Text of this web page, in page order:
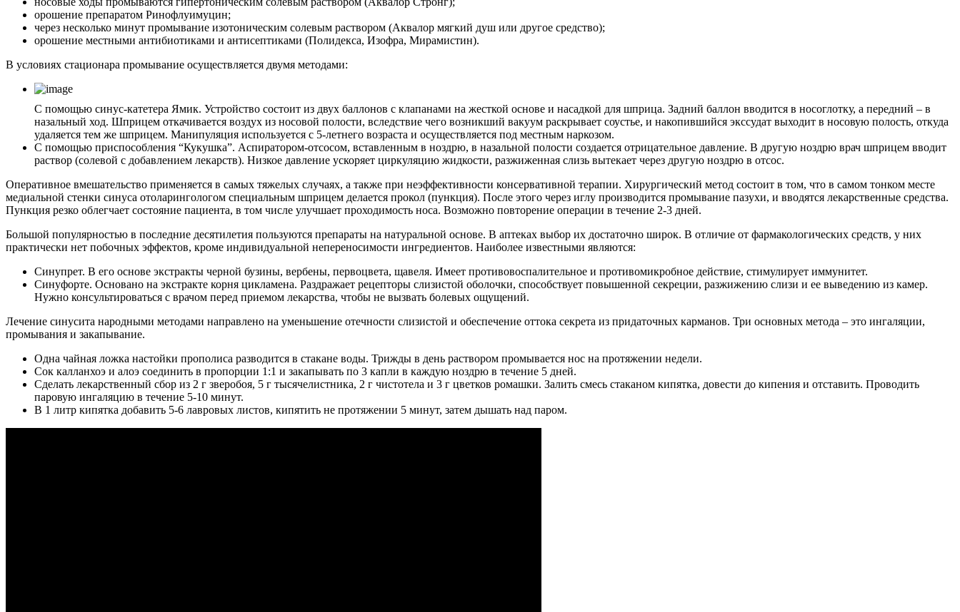
орошение препаратом Ринофлуимуцин;
через несколько минут промывание изотоническим солевым раствором (Аквалор мягкий душ или другое средство);
орошение местными антибиотиками и антисептиками (Полидекса, Изофра, Мирамистин).
В условиях стационара промывание осуществляется двумя методами:
С помощью синус-катетера Ямик. Устройство состоит из двух баллонов с клапанами на жесткой основе и насадкой для шприца. Задний баллон вводится в носоглотку, а передний – в
назальный ход. Шприцем откачивается воздух из носовой полости, вследствие чего возникший вакуум раскрывает соустье, и накопившийся экссудат выходит в носовую полость, откуда
удаляется тем же шприцем. Манипуляция используется с 5-летнего возраста и осуществляется под местным наркозом.
С помощью приспособления “Кукушка”. Аспиратором-отсосом, вставленным в ноздрю, в назальной полости создается отрицательное давление. В другую ноздрю врач шприцем вводит
раствор (солевой с добавлением лекарств). Низкое давление ускоряет циркуляцию жидкости, разжиженная слизь вытекает через другую ноздрю в отсос.
Оперативное вмешательство применяется в самых тяжелых случаях, а также при неэффективности консервативной терапии. Хирургический метод состоит в том, что в самом тонком месте
медиальной стенки синуса отоларингологом специальным шприцем делается прокол (пункция). После этого через иглу производится промывание пазухи, и вводятся лекарственные средства.
Пункция резко облегчает состояние пациента, в том числе улучшает проходимость носа. Возможно повторение операции в течение 2-3 дней.
Большой популярностью в последние десятилетия пользуются препараты на натуральной основе. В аптеках выбор их достаточно широк. В отличие от фармакологических средств, у них
практически нет побочных эффектов, кроме индивидуальной непереносимости ингредиентов. Наиболее известными являются:
Синупрет. В его основе экстракты черной бузины, вербены, первоцвета, щавеля. Имеет противовоспалительное и противомикробное действие, стимулирует иммунитет.
Синуфорте. Основано на экстракте корня цикламена. Раздражает рецепторы слизистой оболочки, способствует повышенной секреции, разжижению слизи и ее выведению из камер.
Нужно консультироваться с врачом перед приемом лекарства, чтобы не вызвать болевых ощущений.
Лечение синусита народными методами направлено на уменьшение отечности слизистой и обеспечение оттока секрета из придаточных карманов. Три основных метода – это ингаляции,
промывания и закапывание.
Одна чайная ложка настойки прополиса разводится в стакане воды. Трижды в день раствором промывается нос на протяжении недели.
Сок калланхоэ и алоэ соединить в пропорции 1:1 и закапывать по 3 капли в каждую ноздрю в течение 5 дней.
Сделать лекарственный сбор из 2 г зверобоя, 5 г тысячелистника, 2 г чистотела и 3 г цветков ромашки. Залить смесь стаканом кипятка, довести до кипения и отставить. Проводить
паровую ингаляцию в течение 5-10 минут.
В 1 литр кипятка добавить 5-6 лавровых листов, кипятить не протяжении 5 минут, затем дышать над паром.